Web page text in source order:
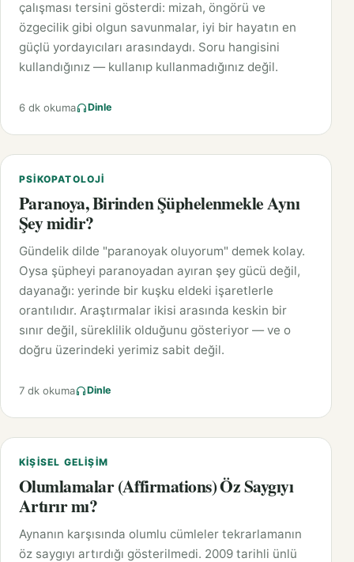
çalışması tersini gösterdi: mizah, öngörü ve
özgecilik gibi olgun savunmalar, iyi bir hayatın en
güçlü yordayıcıları arasındaydı. Soru hangisini
kullandığınız — kullanıp kullanmadığınız değil.
6 dk okuma Dinle
PSIKOPATOLOJI
Paranoya, Birinden Şüphelenmekle Aynı
Şey midir?
Gündelik dilde "paranoyak oluyorum" demek kolay.
Oysa şüpheyi paranoyadan ayıran şey gücü değil,
dayanağı: yerinde bir kuşku eldeki işaretlerle
orantılıdır. Araştırmalar ikisi arasında keskin bir
sınır değil, süreklilik olduğunu gösteriyor — ve o
doğru üzerindeki yerimiz sabit değil.
7 dk okuma Dinle
KIŞISEL GELIŞIM
Olumlamalar (Affirmations) Öz Saygıyı
Artırır mı?
Aynanın karşısında olumlu cümleler tekrarlamanın
öz saygıyı artırdığı gösterilmedi. 2009 tarihli ünlü